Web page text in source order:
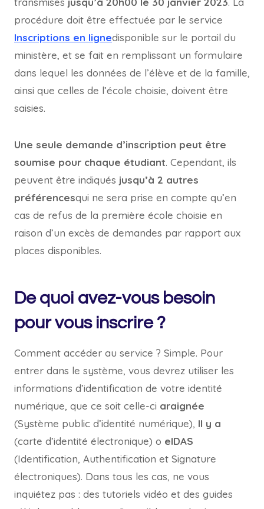
procédure doit être effectuée par le service
Inscriptions en lignedisponible sur le portail du
ministère, et se fait en remplissant un formulaire
dans lequel les données de l’élève et de la famille,
ainsi que celles de l’école choisie, doivent être
saisies.
Une seule demande d’inscription peut être
soumise pour chaque étudiant. Cependant, ils
peuvent être indiqués jusqu’à 2 autres
préférencesqui ne sera prise en compte qu’en
cas de refus de la première école choisie en
raison d’un excès de demandes par rapport aux
places disponibles.
De quoi avez-vous besoin
pour vous inscrire ?
Comment accéder au service ? Simple. Pour
entrer dans le système, vous devrez utiliser les
informations d’identification de votre identité
numérique, que ce soit celle-ci araignée
(Système public d’identité numérique), Il y a
(carte d’identité électronique) o eIDAS
(Identification, Authentification et Signature
électroniques). Dans tous les cas, ne vous
inquiétez pas : des tutoriels vidéo et des guides